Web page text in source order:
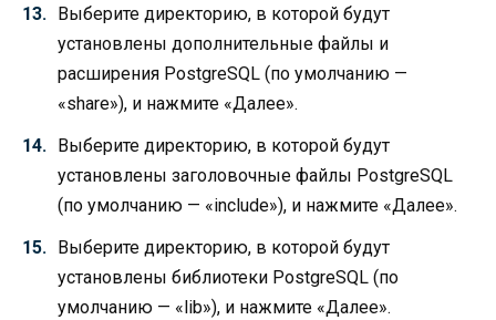
Выберите директорию, в которой будут
установлены дополнительные файлы и
расширения PostgreSQL (по умолчанию —
«share»), и нажмите «Далее».
Выберите директорию, в которой будут
установлены заголовочные файлы PostgreSQL
(по умолчанию — «include»), и нажмите «Далее».
Выберите директорию, в которой будут
установлены библиотеки PostgreSQL (по
умолчанию — «lib»), и нажмите «Далее».